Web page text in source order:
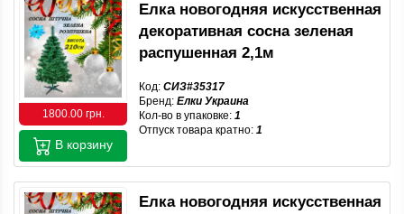
1800.00 грн.
Елка новогодняя искусственная
декоративная сосна зеленая
распушенная 2,1м
Код: СИЗ#35317
Бренд: Елки Украина
Кол-во в упаковке: 1
Отпуск товара кратно: 1
В корзину
Елка новогодняя искусственная